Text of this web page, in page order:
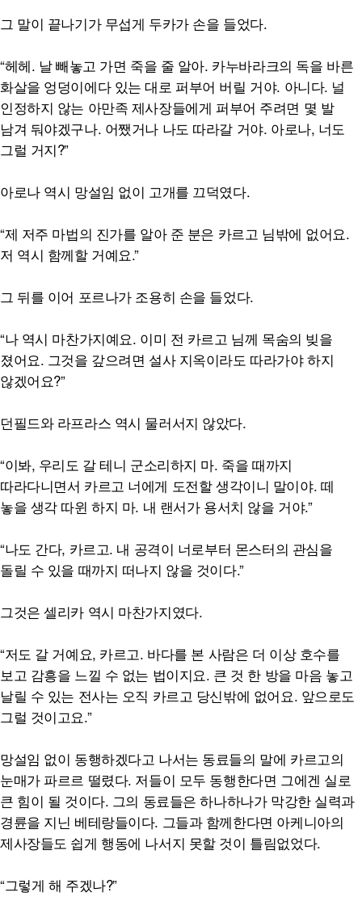
그 말이 끝나기가 무섭게 두카가 손을 들었다.
“헤헤. 날 빼놓고 가면 죽을 줄 알아. 카누바라크의 독을 바른
화살을 엉덩이에다 있는 대로 퍼부어 버릴 거야. 아니다. 널
인정하지 않는 아만족 제사장들에게 퍼부어 주려면 몇 발
남겨 둬야겠구나. 어쨌거나 나도 따라갈 거야. 아로나, 너도
그럴 거지?”
아로나 역시 망설임 없이 고개를 끄덕였다.
“제 저주 마법의 진가를 알아 준 분은 카르고 님밖에 없어요.
저 역시 함께할 거예요.”
그 뒤를 이어 포르나가 조용히 손을 들었다.
“나 역시 마찬가지예요. 이미 전 카르고 님께 목숨의 빚을
졌어요. 그것을 갚으려면 설사 지옥이라도 따라가야 하지
않겠어요?”
던필드와 라프라스 역시 물러서지 않았다.
“이봐, 우리도 갈 테니 군소리하지 마. 죽을 때까지
따라다니면서 카르고 너에게 도전할 생각이니 말이야. 떼
놓을 생각 따윈 하지 마. 내 랜서가 용서치 않을 거야.”
“나도 간다, 카르고. 내 공격이 너로부터 몬스터의 관심을
돌릴 수 있을 때까지 떠나지 않을 것이다.”
그것은 셀리카 역시 마찬가지였다.
“저도 갈 거예요, 카르고. 바다를 본 사람은 더 이상 호수를
보고 감흥을 느낄 수 없는 법이지요. 큰 것 한 방을 마음 놓고
날릴 수 있는 전사는 오직 카르고 당신밖에 없어요. 앞으로도
그럴 것이고요.”
망설임 없이 동행하겠다고 나서는 동료들의 말에 카르고의
눈매가 파르르 떨렸다. 저들이 모두 동행한다면 그에겐 실로
큰 힘이 될 것이다. 그의 동료들은 하나하나가 막강한 실력과
경륜을 지닌 베테랑들이다. 그들과 함께한다면 아케니아의
제사장들도 쉽게 행동에 나서지 못할 것이 틀림없었다.
“그렇게 해 주겠나?”